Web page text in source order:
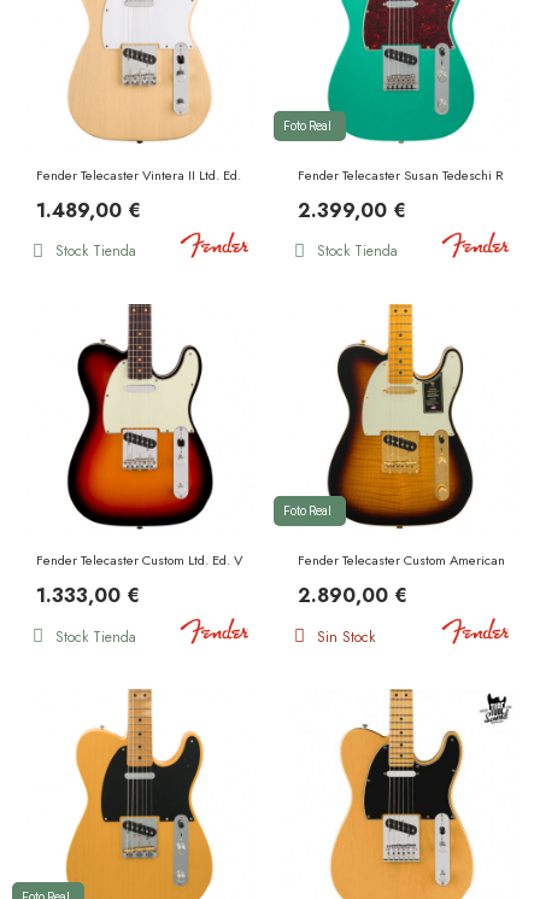
Fender Telecaster Vintera II Ltd. Ed. Road Worn MN Blonde
1.489,00 €
Stock Tienda
Fender Telecaster Susan Tedeschi RW
2.399,00 €
Foto Real
Stock Tienda
Fender Telecaster Custom Ltd. Ed. Vintera III Early 60s RW 3 Color Sunburst
1.333,00 €
Stock Tienda
Fender Telecaster Custom American
2.890,00 €
Foto Real
Sin Stock